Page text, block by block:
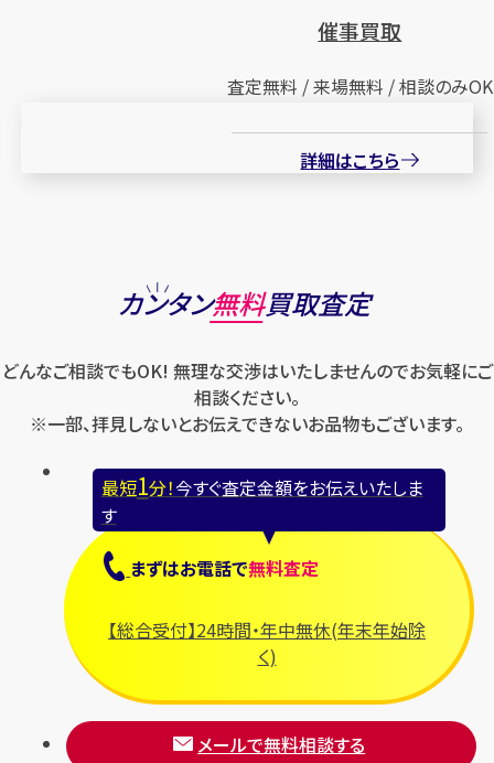
催事買取
査定無料 / 来場無料 / 相談のみOK
詳細はこちら
カンタン無料買取査定
どんなご相談でもOK! 無理な交渉はいたしませんのでお気軽にご
相談ください。
※一部、拝見しないとお伝えできないお品物もございます。
最短1分！今すぐ査定金額をお伝えいたしま
す
まずはお電話で無料査定
【総合受付】24時間・年中無休(年末年始除
く)
メールで無料相談する